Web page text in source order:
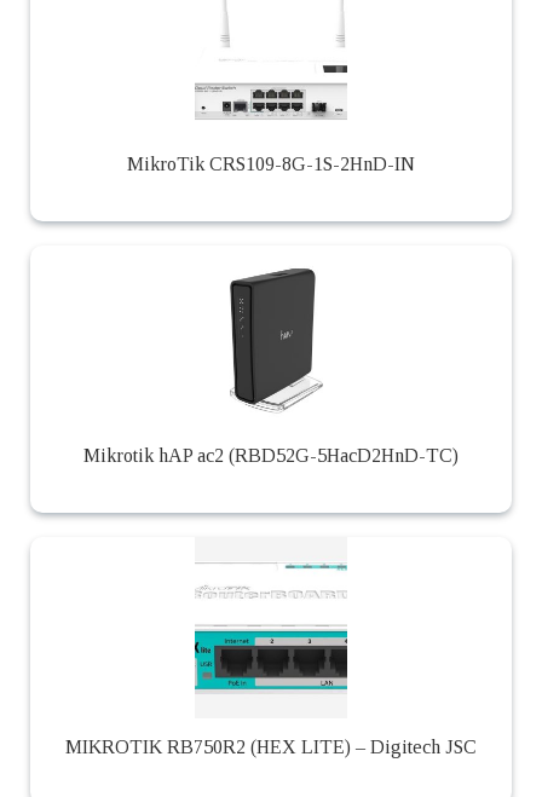
MikroTik CRS109-8G-1S-2HnD-IN
Mikrotik hAP ac2 (RBD52G-5HacD2HnD-TC)
MIKROTIK RB750R2 (HEX LITE) – Digitech JSC